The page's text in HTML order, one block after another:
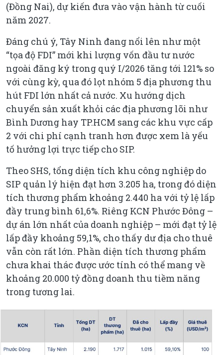
(Đồng Nai), dự kiến đưa vào vận hành từ cuối
năm 2027.
Đáng chú ý, Tây Ninh đang nổi lên như một
“tọa độ FDI” mới khi lượng vốn đầu tư nước
ngoài đăng ký trong quý I/2026 tăng tới 121% so
với cùng kỳ, qua đó lọt nhóm 5 địa phương thu
hút FDI lớn nhất cả nước. Xu hướng dịch
chuyển sản xuất khỏi các địa phương lõi như
Bình Dương hay TP.HCM sang các khu vực cấp
2 với chi phí cạnh tranh hơn được xem là yếu
tố hưởng lợi trực tiếp cho SIP.
Theo SHS, tổng diện tích khu công nghiệp do
SIP quản lý hiện đạt hơn 3.205 ha, trong đó diện
tích thương phẩm khoảng 2.440 ha với tỷ lệ lấp
đầy trung bình 61,6%. Riêng KCN Phước Đông –
dự án lớn nhất của doanh nghiệp – mới đạt tỷ lệ
lấp đầy khoảng 59,1%, cho thấy dư địa cho thuê
vẫn còn rất lớn. Phần diện tích thương phẩm
chưa khai thác được ước tính có thể mang về
khoảng 20.000 tỷ đồng doanh thu tiềm năng
trong tương lai.